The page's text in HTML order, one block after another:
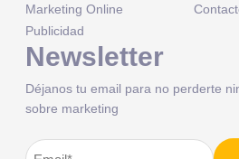
Marketing Online
Publicidad
Newsletter
Déjanos tu email para no perderte
sobre marketing
Correo